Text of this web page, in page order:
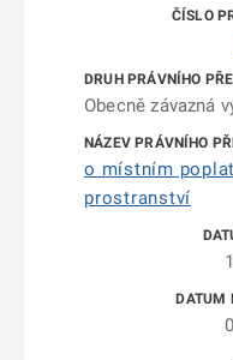
Obecně závazná
o místním
prostranství